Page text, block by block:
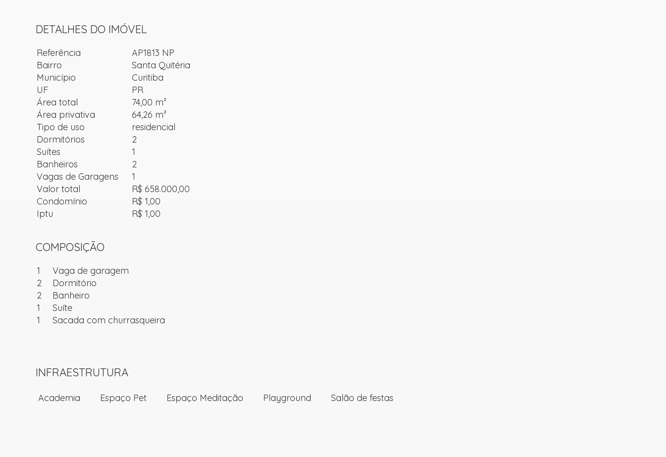
DETALHES DO IMÓVEL
Referência
AP1813 NP
Bairro
Santa Quitéria
Município
Curitiba
UF
PR
Área total
74,00 m²
Área privativa
64,26 m²
Tipo de uso
residencial
Dormitórios
2
Suítes
1
Banheiros
2
Vagas de Garagens
1
Valor total
R$ 658.000,00
Condomínio
R$ 1,00
Iptu
R$ 1,00
COMPOSIÇÃO
1
Vaga de garagem
2
Dormitório
2
Banheiro
1
Suíte
1
Sacada com churrasqueira
INFRAESTRUTURA
Academia Espaço Pet Espaço Meditação Playground Salão de festas